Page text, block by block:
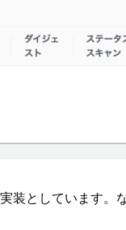
としています